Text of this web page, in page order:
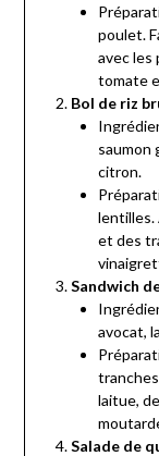
poulet.
avec les
tomate
Bol de riz
saumon
citron.
lentilles.
et des
Sandwich
avocat,
laitue,
Salade de